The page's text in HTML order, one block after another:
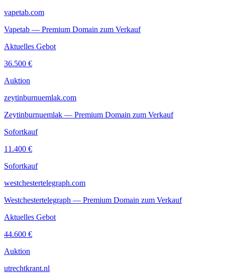
vapetab.com
Vapetab — Premium Domain zum Verkauf
Aktuelles Gebot
36.500 €
Auktion
zeytinburnuemlak.com
Zeytinburnuemlak — Premium Domain zum Verkauf
Sofortkauf
11.400 €
Sofortkauf
westchestertelegraph.com
Westchestertelegraph — Premium Domain zum Verkauf
Aktuelles Gebot
44.600 €
Auktion
utrechtkrant.nl